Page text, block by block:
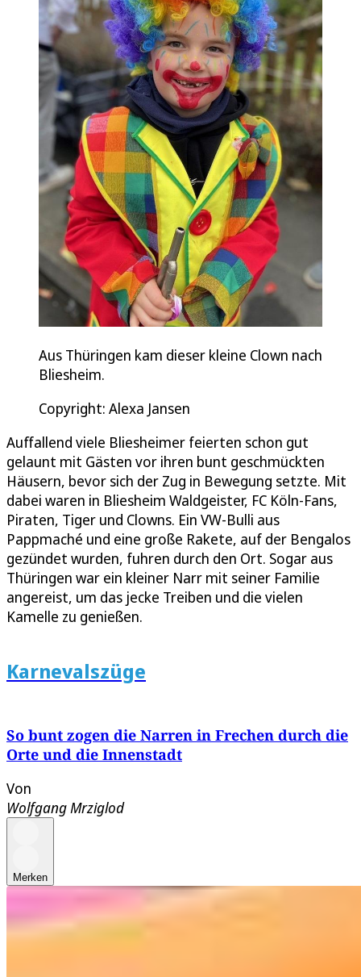
Aus Thüringen kam dieser kleine Clown nach
Bliesheim.
Copyright: Alexa Jansen
Auffallend viele Bliesheimer feierten schon gut
gelaunt mit Gästen vor ihren bunt geschmückten
Häusern, bevor sich der Zug in Bewegung setzte. Mit
dabei waren in Bliesheim Waldgeister, FC Köln-Fans,
Piraten, Tiger und Clowns. Ein VW-Bulli aus
Pappmaché und eine große Rakete, auf der Bengalos
gezündet wurden, fuhren durch den Ort. Sogar aus
Thüringen war ein kleiner Narr mit seiner Familie
angereist, um das jecke Treiben und die vielen
Kamelle zu genießen.
Karnevalszüge
So bunt zogen die Narren in Frechen durch die
Orte und die Innenstadt
Von
Wolfgang Mrziglod
Merken